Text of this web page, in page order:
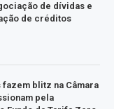
de dívidas e
de créditos
fazem blitz na Câmara
pela